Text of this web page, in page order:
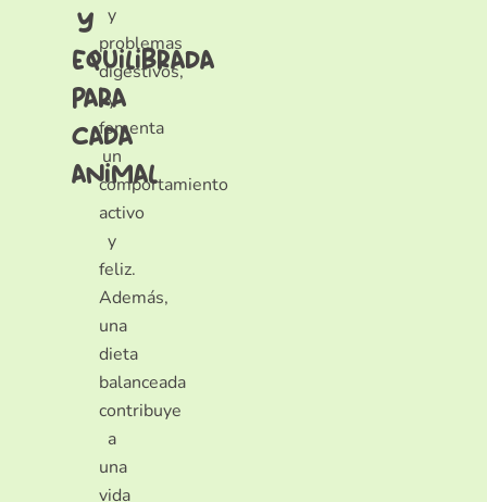
y
equilibrada
para
cada
animal
y
problemas
digestivos,
y
fomenta
un
comportamiento
activo
y
feliz.
Además,
una
dieta
balanceada
contribuye
a
una
vida